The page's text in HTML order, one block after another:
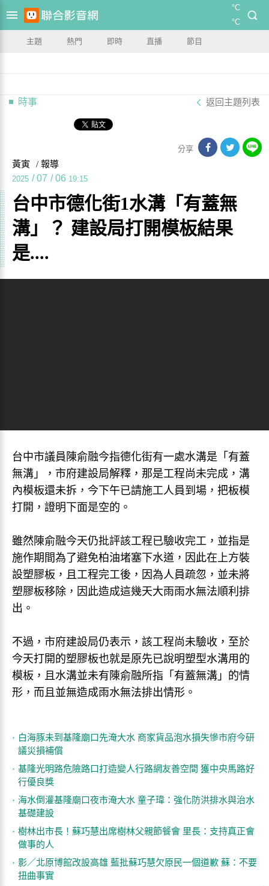
°C
°C
主題 熱門 即時 直播 節目
時事 返回主題列表
分享
黃寅 / 報導
2025 / 07 / 06 19:15
台中市德化街1水溝「有蓋無
溝」？ 建設局打開模板結果
是....
台中市議員陳俞融今指德化街有一處水溝是「有蓋
無溝」，市府建設局解釋，那是工程尚未完成，溝
內模板還未拆，今下午已請施工人員到場，把板模
打開，證明下面是空的。
雖然陳俞融今天仍批評該工程已驗收完工，並指是
施作期間為了避免柏油堵塞下水道，因此在上方裝
設塑膠板，且工程完工後，因為人員疏忽，並未將
塑膠板移除，因此造成這幾天大雨雨水無法順利排
出。
不過，市府建設局仍表示，該工程尚未驗收，至於
今天打開的塑膠板也就是原先已說明塑型水溝用的
模板，且水溝並未有陳俞融所指「有蓋無溝」的情
形，而且並無造成雨水無法排出情形。
白海豚未到基隆廟口先淹大水 商家貨品泡水損失慘市府今研
議災損補償
基隆光明路危險路口打造變人行路網友善空間 獲中央馬路好
行優良獎
海水倒灌基隆廟口夜市淹大水 童子瑋：強化防洪排水與治水
基礎建設
樹林出市長！蘇巧慧出席樹林父親節餐會 里長：支持真正會
做事的人
影／北原博館改設高雄 藍批蘇巧慧欠原民一個道歉 蘇：不要
扭曲事實